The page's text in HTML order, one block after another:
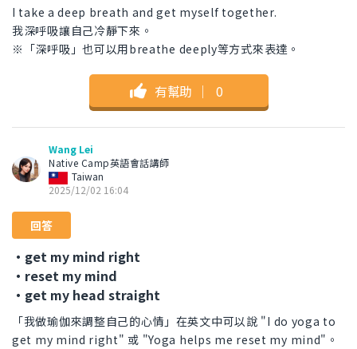
I take a deep breath and get myself together.
我深呼吸讓自己冷靜下來。
※「深呼吸」也可以用breathe deeply等方式來表達。
有幫助 ｜ 0
Wang Lei
Native Camp英語會話講師
Taiwan
2025/12/02 16:04
回答
・get my mind right
・reset my mind
・get my head straight
「我做瑜伽來調整自己的心情」在英文中可以說 "I do yoga to
get my mind right" 或 "Yoga helps me reset my mind"。